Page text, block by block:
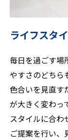
ライフスタ
毎日を過ごす場
やすさのどちら
色合いを見直す
が大きく変わっ
スタイルに合わ
ご提案を行い、